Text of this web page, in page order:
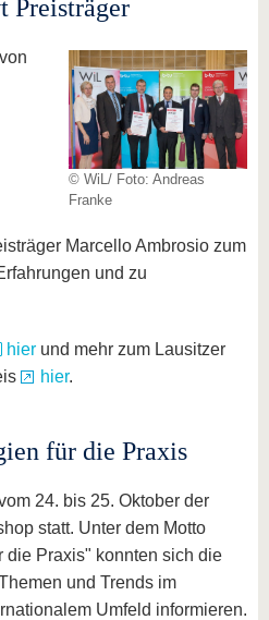
Preisträger
© WiL/ Foto: Andreas
Franke
Marcello Ambrosio zum
und zu
hier und mehr zum Lausitzer
hier.
für die Praxis
24. bis 25. Oktober der
statt. Unter dem Motto
die Praxis" konnten sich die
und Trends im
Umfeld informieren.